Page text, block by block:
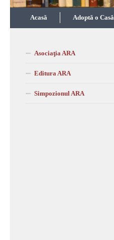
Acasă Adoptă o Casă
Asociaţia ARA
Editura ARA
Simpozionul ARA